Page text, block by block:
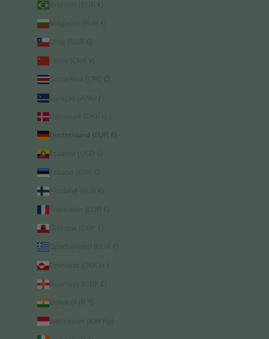
Brasilien (EUR €)
Bulgarien (EUR €)
Chile (EUR €)
China (CNY ¥)
Costa Rica (CRC ₡)
Curaçao (ANG ƒ)
Dänemark (DKK kr.)
Deutschland (EUR €)
Ecuador (USD $)
Estland (EUR €)
Finnland (EUR €)
Frankreich (EUR €)
Gibraltar (GBP £)
Griechenland (EUR €)
Grönland (DKK kr.)
Guernsey (GBP £)
Indien (INR ₹)
Indonesien (IDR Rp)